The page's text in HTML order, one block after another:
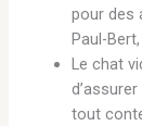
pour des
Paul-
Le chat
tout